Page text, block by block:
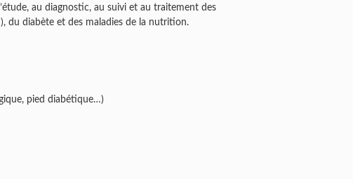
au diagnostic, au suivi et au traitement des
du diabète et des maladies de la nutrition.
pied diabétique…)